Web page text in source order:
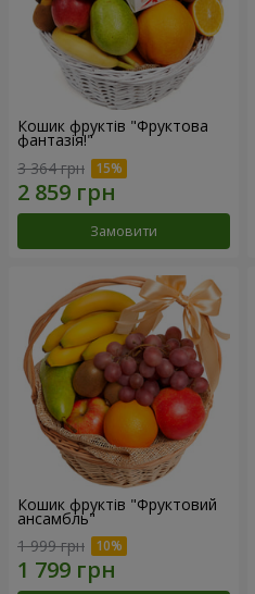
Кошик фруктів "Фруктова
фантазія!"
3 364 грн
Замовити
Кошик фруктів "Фруктовий
ансамбль"
1 999 грн